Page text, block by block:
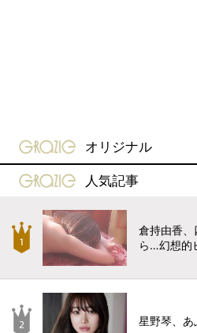
gravure-grazie
オリジナル
gravure-grazie
人気記事
倉持由香
ら…幻想的
星野琴、あ